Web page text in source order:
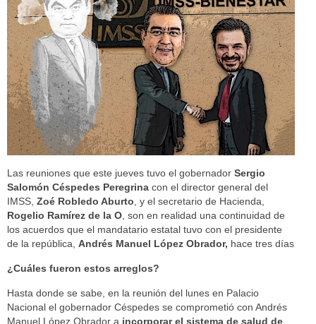
Las reuniones que este jueves tuvo el gobernador Sergio
Salomón Céspedes Peregrina con el director general del
IMSS, Zoé Robledo Aburto, y el secretario de Hacienda,
Rogelio Ramírez de la O, son en realidad una continuidad de
los acuerdos que el mandatario estatal tuvo con el presidente
de la república, Andrés Manuel López Obrador, hace tres días
¿Cuáles fueron estos arreglos?
Hasta donde se sabe, en la reunión del lunes en Palacio
Nacional el gobernador Céspedes se comprometió con Andrés
Manuel López Obrador a incorporar el sistema de salud de